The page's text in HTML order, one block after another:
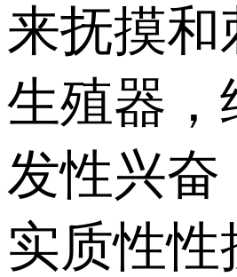
来抚摸和
生殖器，
发性兴奋
实质性性